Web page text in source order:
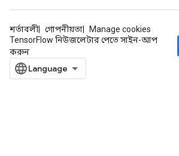
শর্তাবলী গোপনীয়তা
Manage cookies
TensorFlow নিউজলেটার পেতে সাইন-আপ
করুন